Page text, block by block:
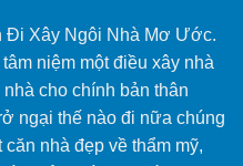
Đi Xây Ngôi Nhà Mơ Ước.
niệm một điều xây nhà
cho chính bản thân
ngại thế nào đi nữa chúng
nhà đẹp về thẩm mỹ,